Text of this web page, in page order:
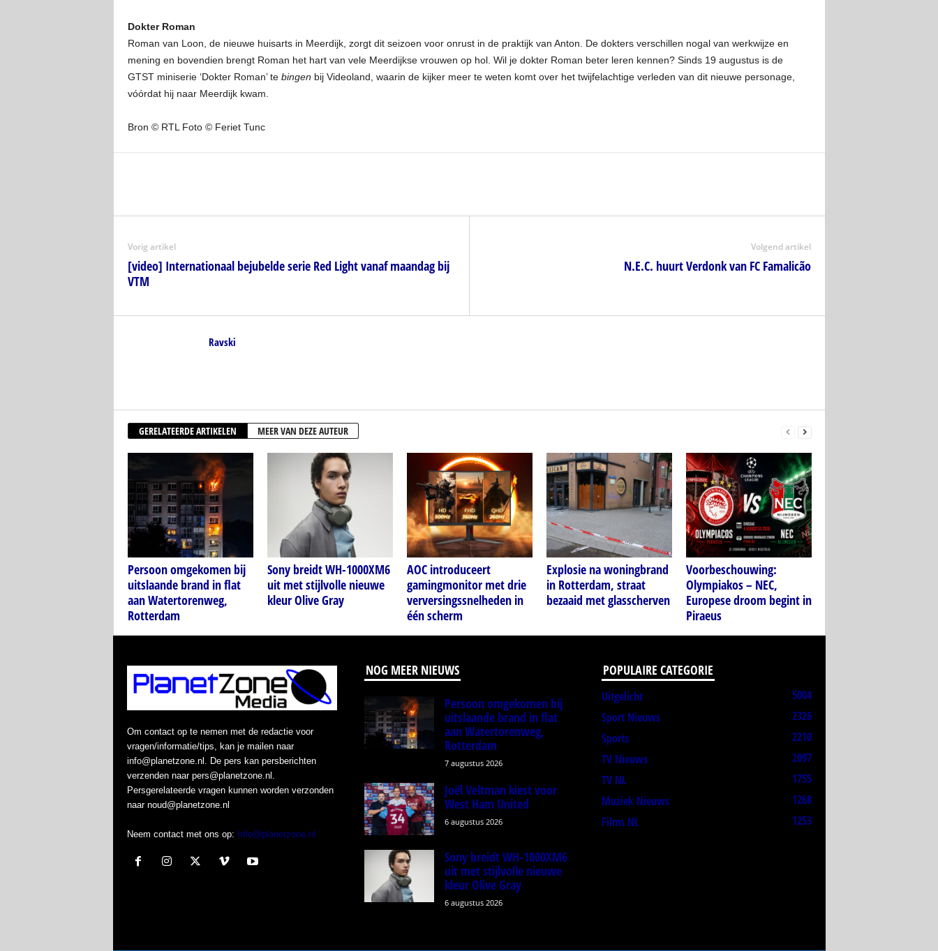
Dokter Roman
Roman van Loon, de nieuwe huisarts in Meerdijk, zorgt dit seizoen voor onrust in de praktijk van Anton. De dokters verschillen nogal van werkwijze en
mening en bovendien brengt Roman het hart van vele Meerdijkse vrouwen op hol. Wil je dokter Roman beter leren kennen? Sinds 19 augustus is de
GTST miniserie ‘Dokter Roman’ te bingen bij Videoland, waarin de kijker meer te weten komt over het twijfelachtige verleden van dit nieuwe personage,
vóórdat hij naar Meerdijk kwam.
Bron © RTL Foto © Feriet Tunc
Vorig artikel
[video] Internationaal bejubelde serie Red Light vanaf maandag bij
VTM
Volgend artikel
N.E.C. huurt Verdonk van FC Famalicão
Ravski
GERELATEERDE ARTIKELEN MEER VAN DEZE AUTEUR
Persoon omgekomen bij
uitslaande brand in flat
aan Watertorenweg,
Rotterdam
Sony breidt WH-1000XM6
uit met stijlvolle nieuwe
kleur Olive Gray
AOC introduceert
gamingmonitor met drie
verversingssnelheden in
één scherm
Explosie na woningbrand
in Rotterdam, straat
bezaaid met glasscherven
Voorbeschouwing:
Olympiakos – NEC,
Europese droom begint in
Piraeus
Om contact op te nemen met de redactie voor
vragen/informatie/tips, kan je mailen naar
info@planetzone.nl. De pers kan persberichten
verzenden naar pers@planetzone.nl.
Persgerelateerde vragen kunnen worden verzonden
naar noud@planetzone.nl
Neem contact met ons op: Info@planetzone.nl
NOG MEER NIEUWS
Persoon omgekomen bij
uitslaande brand in flat
aan Watertorenweg,
Rotterdam
7 augustus 2026
Joël Veltman kiest voor
West Ham United
6 augustus 2026
Sony breidt WH-1000XM6
uit met stijlvolle nieuwe
kleur Olive Gray
6 augustus 2026
POPULAIRE CATEGORIE
Uitgelicht
5004
Sport Nieuws
2326
Sports
2210
TV Nieuws
2097
TV NL
1755
Muziek Nieuws
1268
Films NL
1253